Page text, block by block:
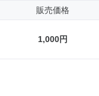
販売価格
1,000円